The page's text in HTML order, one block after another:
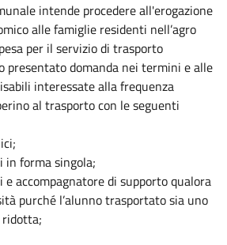
intende procedere all'erogazione
alle famiglie residenti nell’agro
per il servizio di trasporto
presentato domanda nei termini e alle
interessate alla frequenza
al trasporto con le seguenti
in forma singola;
accompagnatore di supporto qualora
purché l’alunno trasportato sia uno